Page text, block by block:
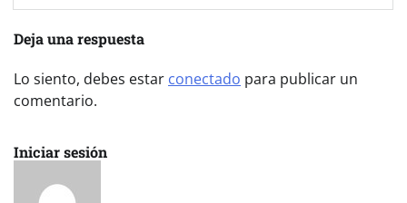
Deja una respuesta
Lo siento, debes estar conectado para publicar un
comentario.
Iniciar sesión